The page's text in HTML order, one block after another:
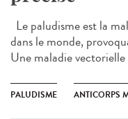
Le paludisme est la
dans le monde,
Une maladie
PALUDISME ANTICORPS